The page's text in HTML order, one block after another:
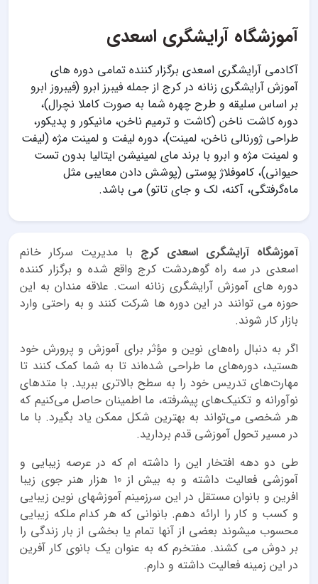
آموزشگاه آرایشگری اسعدی
آکادمی آرایشگری اسعدی برگزار کننده تمامی دوره های
آموزش آرایشگری زنانه در کرج از جمله فیبرز ابرو (فیبروز ابرو
بر اساس سلیقه و طرح چهره شما به صورت کاملا نچرال)،
دوره کاشت ناخن (کاشت و ترمیم ناخن، مانیکور و پدیکور،
طراحی ژورنالی ناخن، لمینت)، دوره لیفت و لمینت مژه (لیفت
و لمینت مژه و ابرو با برند مای لمینیشن ایتالیا بدون تست
حیوانی)، کاموفلاژ پوستی (پوشش دادن معایبی مثل
ماه‌گرفتگی، آکنه، لک و جای تاتو) می باشد.
آموزشگاه آرایشگری اسعدی کرج با مدیریت سرکار خانم
اسعدی در سه راه گوهردشت کرج واقع شده و برگزار کننده
دوره های آموزش آرایشگری زنانه است. علاقه مندان به این
حوزه می توانند در این دوره ها شرکت کنند و به راحتی وارد
بازار کار شوند.
اگر به دنبال راه‌های نوین و مؤثر برای آموزش و پرورش خود
هستید، دوره‌های ما طراحی شده‌اند تا به شما کمک کنند تا
مهارت‌های تدریس خود را به سطح بالاتری ببرید. با متدهای
نوآورانه و تکنیک‌های پیشرفته، ما اطمینان حاصل می‌کنیم که
هر شخصی می‌تواند به بهترین شکل ممکن یاد بگیرد. با ما
در مسیر تحول آموزشی قدم بردارید.
طی دو دهه افتخار این را داشته ام که در عرصه زیبایی و
آموزشی فعالیت داشته و به بیش از 10 هزار هنر جوی زیبا
افرین و بانوان مستقل در این سرزمینم آموزشهای نوین زیبایی
و کسب و کار را ارائه دهم. بانوانی که هر کدام ملکه زیبایی
محسوب میشوند بعضی از آنها تمام یا بخشی از بار زندگی را
بر دوش می کشند. مفتخرم که به عنوان یک بانوی کار آفرین
در این زمینه فعالیت داشته و دارم.